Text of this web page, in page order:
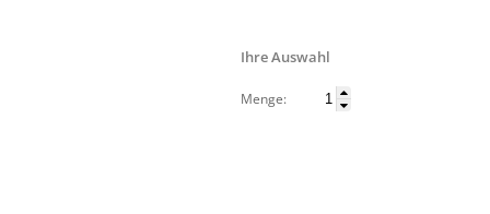
Ihre Auswahl
Menge: